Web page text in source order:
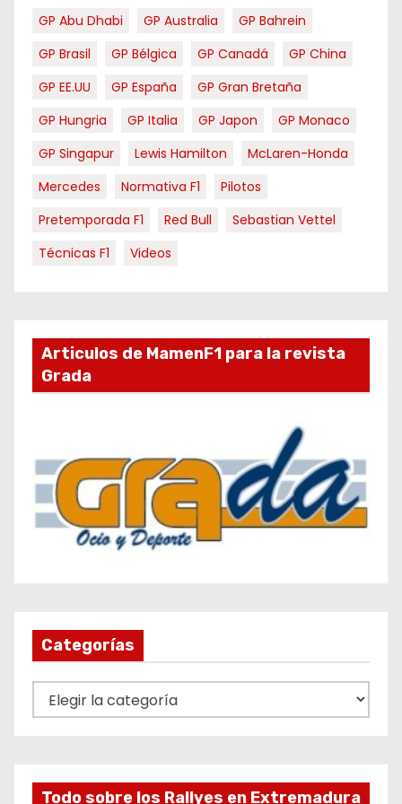
GP Abu Dhabi
GP Australia
GP Bahrein
GP Brasil
GP Bélgica GP Canadá
GP China
GP EE.UU
GP España
GP Gran Bretaña
GP Hungria
GP Italia GP Japon
GP Monaco
GP Singapur
Lewis Hamilton
McLaren-Honda
Mercedes
Normativa F1
Pilotos
Pretemporada F1
Red Bull
Sebastian Vettel
Técnicas F1
Videos
Articulos de MamenF1 para la revista
Grada
Categorías
a
Todo sobre los Rallyes en Extremadura